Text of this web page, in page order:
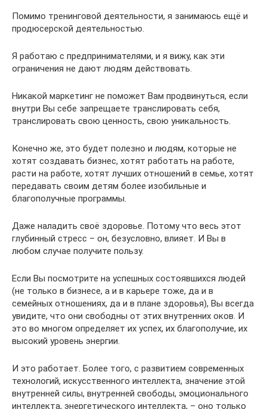
Помимо тренинговой деятельности, я занимаюсь ещё и
продюсерской деятельностью.
Я работаю с предпринимателями, и я вижу, как эти
ограничения не дают людям действовать.
Никакой маркетинг не поможет Вам продвинуться, если
внутри Вы себе запрещаете транслировать себя,
транслировать свою ценность, свою уникальность.
Конечно же, это будет полезно и людям, которые не
хотят создавать бизнес, хотят работать на работе,
расти на работе, хотят лучших отношений в семье, хотят
передавать своим детям более изобильные и
благополучные программы.
Даже наладить своё здоровье. Потому что весь этот
глубинный стресс – он, безусловно, влияет. И Вы в
любом случае получите пользу.
Если Вы посмотрите на успешных состоявшихся людей
(не только в бизнесе, а и в карьере тоже, да и в
семейных отношениях, да и в плане здоровья), Вы всегда
увидите, что они свободны от этих внутренних оков. И
это во многом определяет их успех, их благополучие, их
высокий уровень энергии.
И это работает. Более того, с развитием современных
технологий, искусственного интеллекта, значение этой
внутренней силы, внутренней свободы, эмоционального
интеллекта, энергетического интеллекта, – оно только